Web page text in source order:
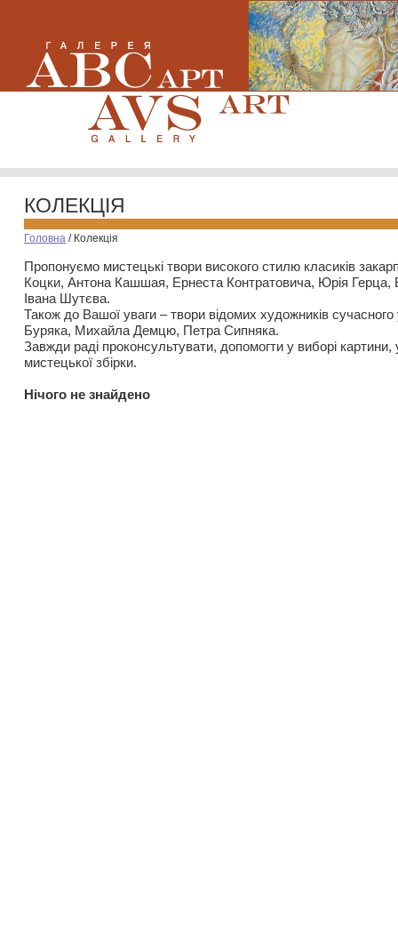
КОЛЕКЦІЯ
Головна / Колекція
Пропонуємо мистецькі твори високого стилю класиків
Коцки, Антона Кашшая, Ернеста Контратовича, Юрія
Івана Шутєва.
Також до Вашої уваги – твори відомих художників
Буряка, Михайла Демцю, Петра Сипняка.
Завжди раді проконсультувати, допомогти у виборі картини,
мистецької збірки.
Нiчого не знайдено